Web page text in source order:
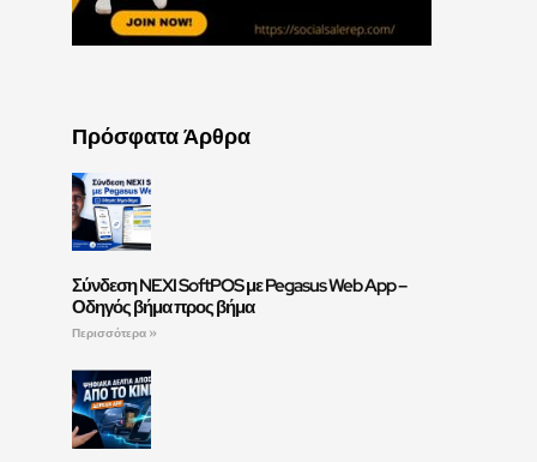
Πρόσφατα Άρθρα
Σύνδεση NEXI SoftPOS με Pegasus Web App –
Οδηγός βήμα προς βήμα
Περισσότερα »